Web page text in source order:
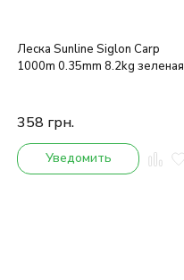
Леска Sunline Siglon Carp
1000m 0.35mm 8.2kg зеленая
358 грн.
Уведомить